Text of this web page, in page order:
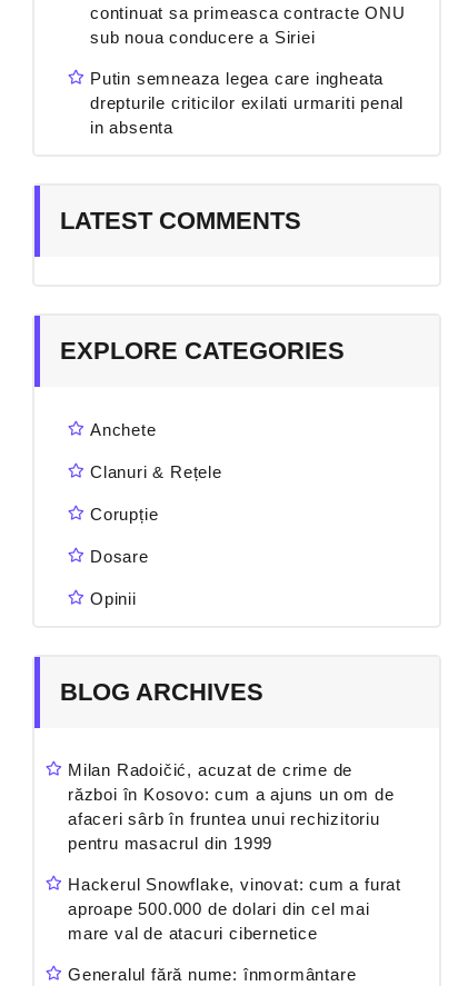
continuat sa primeasca contracte ONU
sub noua conducere a Siriei
Putin semneaza legea care ingheata
drepturile criticilor exilati urmariti penal
in absenta
LATEST COMMENTS
EXPLORE CATEGORIES
Anchete
Clanuri & Rețele
Corupție
Dosare
Opinii
BLOG ARCHIVES
Milan Radoičić, acuzat de crime de
război în Kosovo: cum a ajuns un om de
afaceri sârb în fruntea unui rechizitoriu
pentru masacrul din 1999
Hackerul Snowflake, vinovat: cum a furat
aproape 500.000 de dolari din cel mai
mare val de atacuri cibernetice
Generalul fără nume: înmormântare